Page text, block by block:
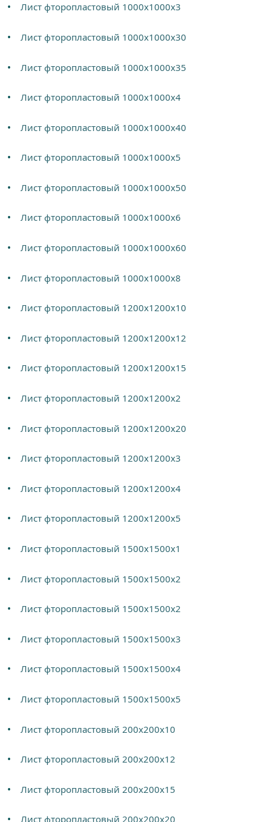
Лист фторопластовый 1000х1000х3
Лист фторопластовый 1000х1000х30
Лист фторопластовый 1000х1000х35
Лист фторопластовый 1000х1000х4
Лист фторопластовый 1000х1000х40
Лист фторопластовый 1000х1000х5
Лист фторопластовый 1000х1000х50
Лист фторопластовый 1000х1000х6
Лист фторопластовый 1000х1000х60
Лист фторопластовый 1000х1000х8
Лист фторопластовый 1200х1200х10
Лист фторопластовый 1200х1200х12
Лист фторопластовый 1200х1200х15
Лист фторопластовый 1200х1200х2
Лист фторопластовый 1200х1200х20
Лист фторопластовый 1200х1200х3
Лист фторопластовый 1200х1200х4
Лист фторопластовый 1200х1200х5
Лист фторопластовый 1500х1500х1
Лист фторопластовый 1500х1500х2
Лист фторопластовый 1500х1500х2
Лист фторопластовый 1500х1500х3
Лист фторопластовый 1500х1500х4
Лист фторопластовый 1500х1500х5
Лист фторопластовый 200х200х10
Лист фторопластовый 200х200х12
Лист фторопластовый 200х200х15
Лист фторопластовый 200х200х20